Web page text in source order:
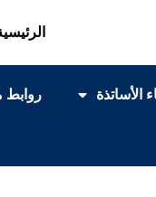
الأساتذة روابط